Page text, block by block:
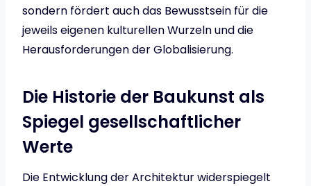
sondern fördert auch das Bewusstsein für die
jeweils eigenen kulturellen Wurzeln und die
Herausforderungen der Globalisierung.
Die Historie der Baukunst als
Spiegel gesellschaftlicher
Werte
Die Entwicklung der Architektur widerspiegelt